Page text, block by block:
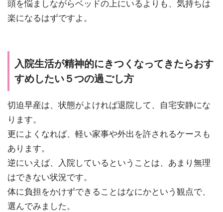
頭を悩ましながらベッドの上にいるよりも、気持ちは
楽になるはずですよ。
入院生活が精神的にきつくなってきたらおす
すめしたい５つの過ごし方
切迫早産は、状態がよければ退院して、自宅安静にな
ります。
更によくなれば、軽い家事や外出を許されるケースも
あります。
逆にいえば、入院しているということは、あまり無理
はできない状況です。
体に負担をかけずできることはなにかという観点で、
選んでみました。